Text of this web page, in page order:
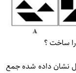
را ساخت ؟
نشان داده شده جمع